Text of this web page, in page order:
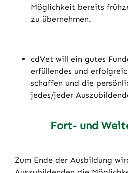
Möglichkeit bereits
zu übernehmen.
cdVet will ein gutes
erfüllendes und
schaffen und die
jedes/jeder
Fort- und
Zum Ende der Ausbildung